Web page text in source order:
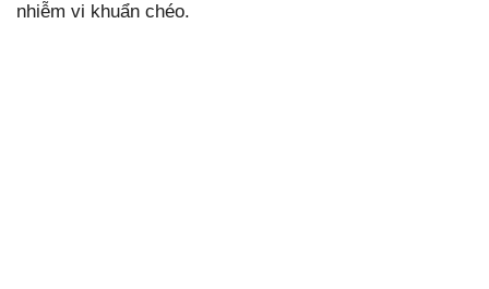
nhiễm vi khuẩn chéo.